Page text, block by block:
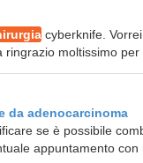
cyberknife.
moltissimo per
da adenocarcinoma
se è possibile
appuntamento